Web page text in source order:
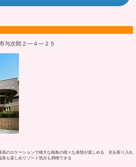
与次郎２―４―２５
高のロケーションで雄大な桜島の様々な表情が楽しめる 光を取り入れ
も楽しめリゾート気分も満喫できる